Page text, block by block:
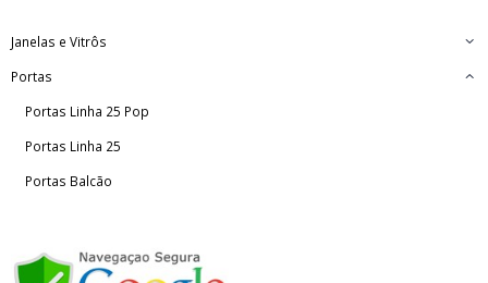
Janelas e Vitrôs
Portas
Portas Linha 25 Pop
Portas Linha 25
Portas Balcão